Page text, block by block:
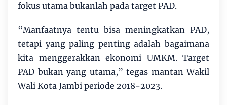
fokus utama bukanlah pada target PAD.
“Manfaatnya tentu bisa meningkatkan PAD,
tetapi yang paling penting adalah bagaimana
kita menggerakkan ekonomi UMKM. Target
PAD bukan yang utama,” tegas mantan Wakil
Wali Kota Jambi periode 2018-2023.